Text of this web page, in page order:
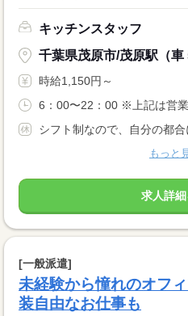
キッチンスタッフ
千葉県茂原市/茂原駅（車
時給1,150円～
6：00〜22：00 ※上記は営業
シフト制なので、自分の都合
もっと
求人詳
[一般派遣]
未経験から憧れのオフ
装自由なお仕事も